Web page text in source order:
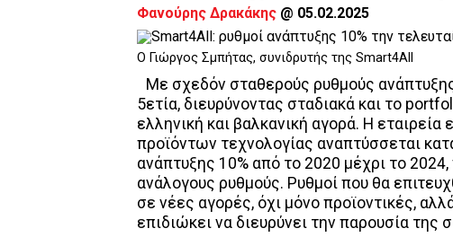
Φανούρης Δρακάκης @ 05.02.2025
O Γιώργος Σμπήτας, συνιδρυτής της Smart4All
Με σχεδόν σταθερούς ρυθμούς
5ετία, διευρύνοντας σταδιακά και το
ελληνική και βαλκανική αγορά. Η
προϊόντων τεχνολογίας αναπτύσσεται
ανάπτυξης 10% από το 2020 μέχρι το
ανάλογους ρυθμούς. Ρυθμοί που θα
σε νέες αγορές, όχι μόνο προϊοντικές,
επιδιώκει να διευρύνει την παρουσία